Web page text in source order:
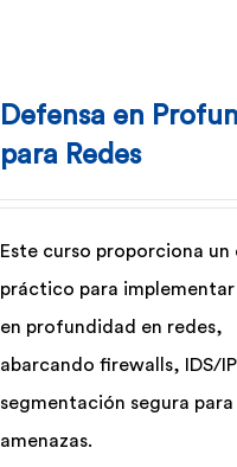
Defensa en
para Redes
Este curso proporciona
práctico para
en profundidad en redes,
abarcando firewalls, IDS/
segmentación segura
amenazas.